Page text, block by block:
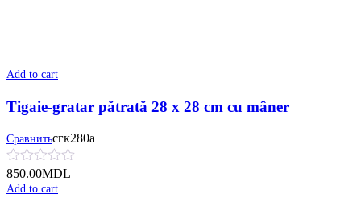
Add to cart
Tigaie-gratar pătrată 28 x 28 cm cu mâner
Сравнитьсгк280а
850.00MDL
Add to cart